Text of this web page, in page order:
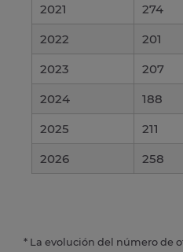
2021
274
2022
201
2023
207
2024
188
2025
211
2026
258
* La evolución del número de